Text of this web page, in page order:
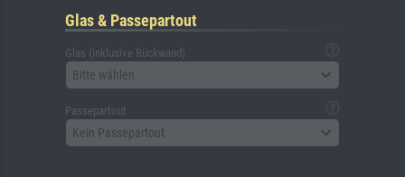
Glas & Passepartout
Glas (inklusive Rückwand)
Bitte wählen
Passepartout
Kein Passepartout